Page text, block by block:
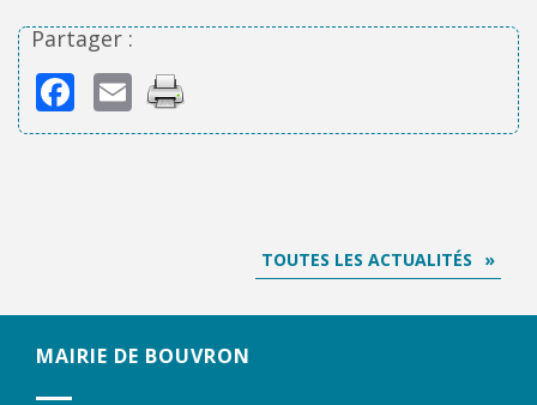
Partager :
Facebook
Email
TOUTES LES ACTUALITÉS
MAIRIE DE BOUVRON